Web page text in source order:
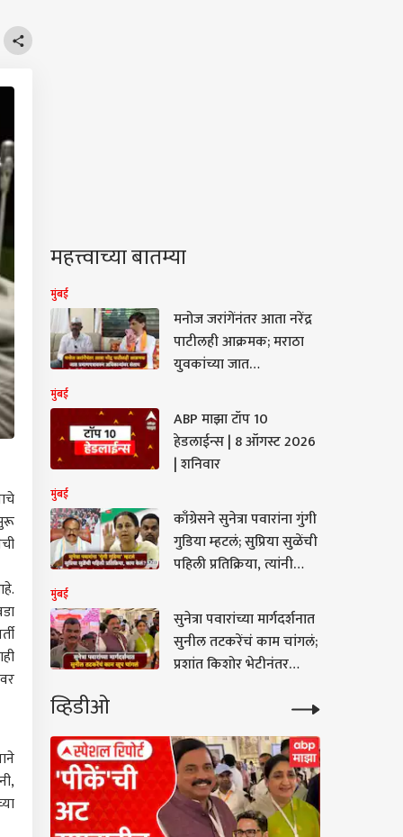
महत्त्वाच्या बातम्या
मुंबई
मनोज जरांगेंनंतर आता नरेंद्र
पाटीलही आक्रमक; मराठा
युवकांच्या जात
संताप
मुंबई
ABP माझा टॉप 10
हेडलाईन्स | 8 ऑगस्ट 2026
| शनिवार
मुंबई
काँग्रेसने सुनेत्रा पवारांना गुंगी
गुडिया म्हटलं; सुप्रिया सुळेंची
पहिली प्रतिक्रिया, त्यांनी
मुंबई
सुनेत्रा पवारांच्या मार्गदर्शनात
सुनील तटकरेंचं काम चांगलं;
प्रशांत किशोर भेटीनंतर
व्हिडीओ